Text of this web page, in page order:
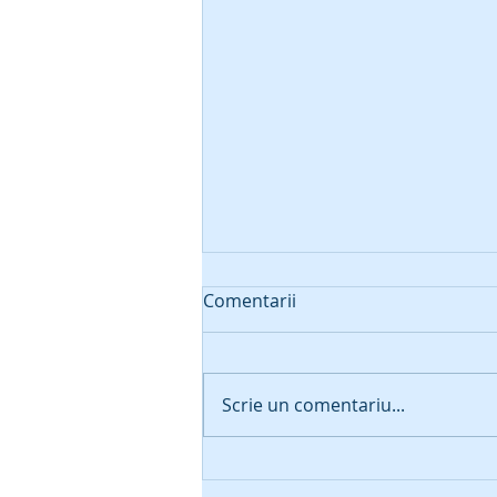
Comentarii
Scrie un comentariu...